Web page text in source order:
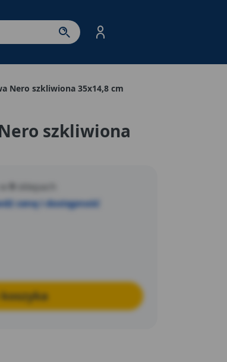
do strony produktów. Spacja – otwórz/
Nero szkliwiona 35x14,8 cm
szkliwiona
sklepach
cenę i dostępność